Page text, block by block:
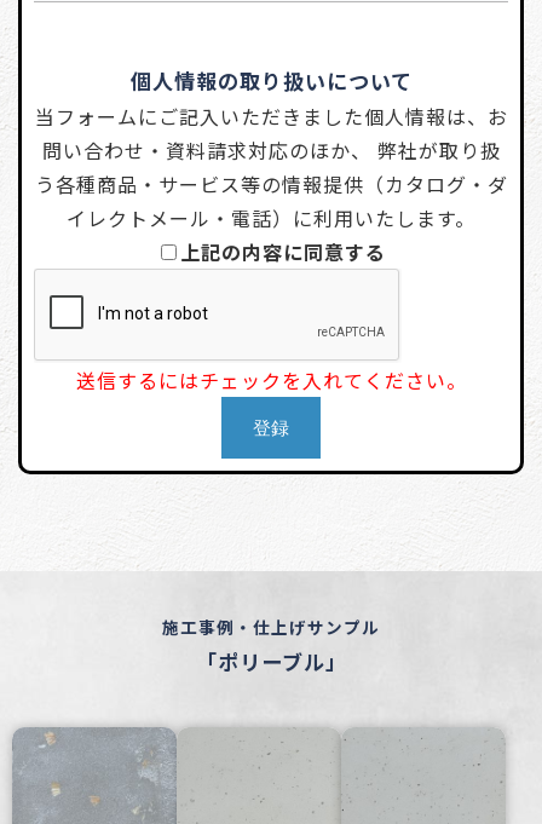
個人情報の取り扱いについて
当フォームにご記入いただきました個人情報は、お
問い合わせ・資料請求対応のほか、 弊社が取り扱
う各種商品・サービス等の情報提供（カタログ・ダ
イレクトメール・電話）に利用いたします。
上記の内容に同意する
送信するにはチェックを入れてください。
施工事例・仕上げサンプル
「ポリーブル」